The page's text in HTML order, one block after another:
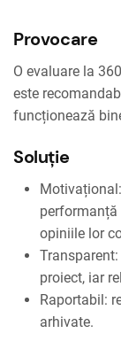
Provocare
O evaluare la
este
funcționează
Soluție
performanță
opiniile lor
proiect, iar
Raportabil:
arhivate.